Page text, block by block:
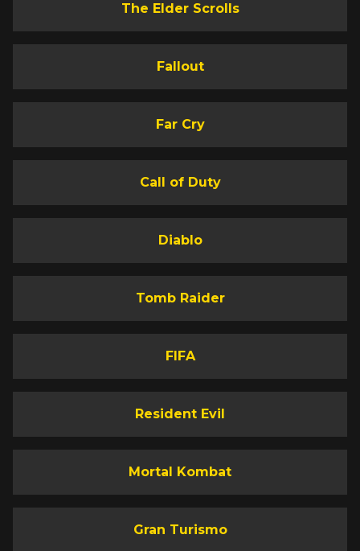
The Elder Scrolls
Fallout
Far Cry
Call of Duty
Diablo
Tomb Raider
FIFA
Resident Evil
Mortal Kombat
Gran Turismo